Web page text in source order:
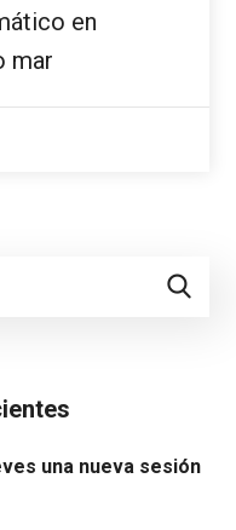
en
mar
una nueva sesión